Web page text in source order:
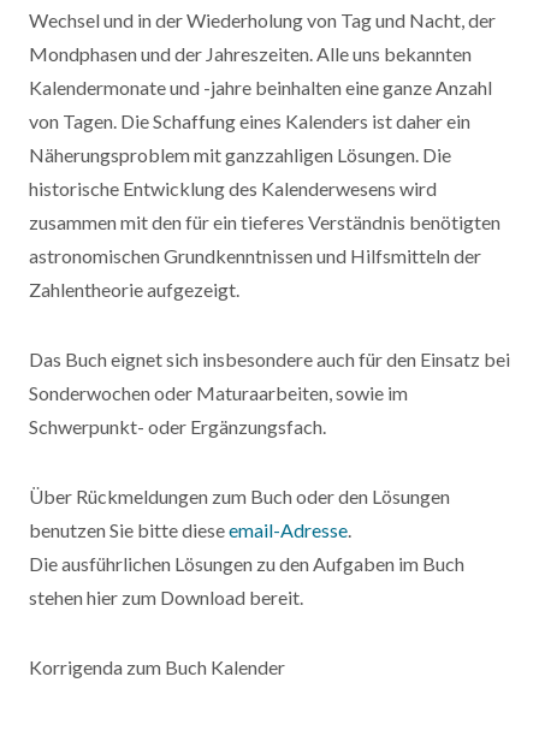
Wechsel und in der Wiederholung von Tag und Nacht, der
Mondphasen und der Jahreszeiten. Alle uns bekannten
Kalendermonate und -jahre beinhalten eine ganze Anzahl
von Tagen. Die Schaffung eines Kalenders ist daher ein
Näherungsproblem mit ganzzahligen Lösungen. Die
historische Entwicklung des Kalenderwesens wird
zusammen mit den für ein tieferes Verständnis benötigten
astronomischen Grundkenntnissen und Hilfsmitteln der
Zahlentheorie aufgezeigt.
Das Buch eignet sich insbesondere auch für den Einsatz bei
Sonderwochen oder Maturaarbeiten, sowie im
Schwerpunkt- oder Ergänzungsfach.
Über Rückmeldungen zum Buch oder den Lösungen
benutzen Sie bitte dieseemail-Adresse
Die ausführlichen Lösungen zu den Aufgaben im Buch
stehen hier zum Download bereit.
Korrigenda zum Buch Kalender